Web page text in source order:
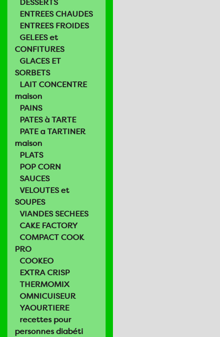
ENTREES CHAUDES
ENTREES FROIDES
GELEES et
CONFITURES
GLACES ET
SORBETS
LAIT CONCENTRE
maison
PAINS
PATES à TARTE
PATE a TARTINER
maison
PLATS
POP CORN
SAUCES
VELOUTES et
SOUPES
VIANDES SECHEES
CAKE FACTORY
COMPACT COOK
PRO
COOKEO
EXTRA CRISP
THERMOMIX
OMNICUISEUR
YAOURTIERE
recettes pour
personnes diabéti